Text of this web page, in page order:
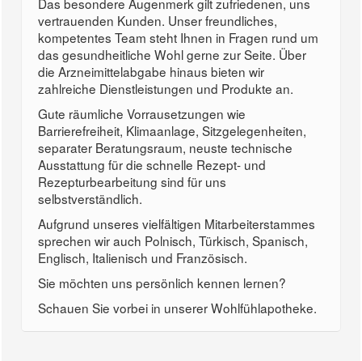
vertrauenden Kunden. Unser freundliches,
kompetentes Team steht Ihnen in Fragen rund um
das gesundheitliche Wohl gerne zur Seite. Über
die Arzneimittelabgabe hinaus bieten wir
zahlreiche Dienstleistungen und Produkte an.
Gute räumliche Vorrausetzungen wie
Barrierefreiheit, Klimaanlage, Sitzgelegenheiten,
separater Beratungsraum, neuste technische
Ausstattung für die schnelle Rezept- und
Rezepturbearbeitung sind für uns
selbstverständlich.
Aufgrund unseres vielfältigen Mitarbeiterstammes
sprechen wir auch Polnisch, Türkisch, Spanisch,
Englisch, Italienisch und Französisch.
Sie möchten uns persönlich kennen lernen?
Schauen Sie vorbei in unserer Wohlfühlapotheke.